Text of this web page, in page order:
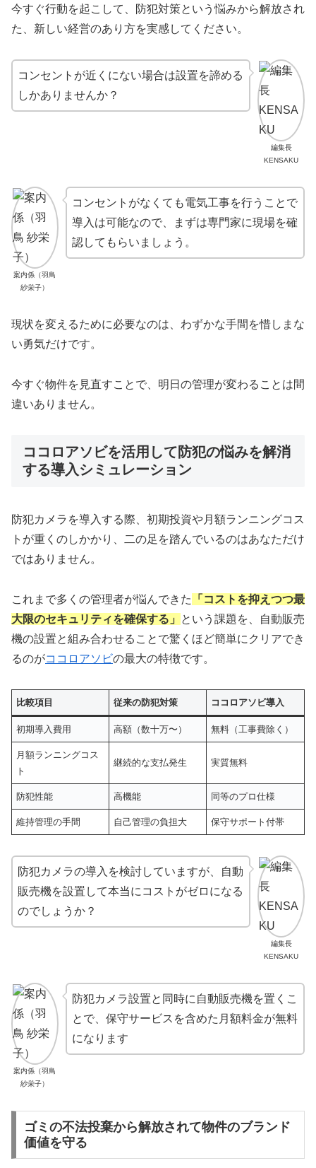
今すぐ行動を起こして、防犯対策という悩みから解放され
た、新しい経営のあり方を実感してください。
編集長
KENSAKU
コンセントが近くにない場合は設置を諦める
しかありませんか？
案内係（羽鳥
紗栄子）
コンセントがなくても電気工事を行うことで
導入は可能なので、まずは専門家に現場を確
認してもらいましょう。
現状を変えるために必要なのは、わずかな手間を惜しまな
い勇気だけです。
今すぐ物件を見直すことで、明日の管理が変わることは間
違いありません。
ココロアソビを活用して防犯の悩みを解消
する導入シミュレーション
防犯カメラを導入する際、初期投資や月額ランニングコス
トが重くのしかかり、二の足を踏んでいるのはあなただけ
ではありません。
これまで多くの管理者が悩んできた
「コストを抑えつつ最
大限のセキュリティを確保する」
という課題を、自動販売
機の設置と組み合わせることで驚くほど簡単にクリアでき
るのがココロアソビの最大の特徴です。
比較項目 従来の防犯対策 ココロアソビ導入
初期導入費用 高額（数十万〜） 無料（工事費除く）
月額ランニングコス
ト
継続的な支払発生 実質無料
防犯性能 高機能 同等のプロ仕様
維持管理の手間 自己管理の負担大 保守サポート付帯
編集長
KENSAKU
防犯カメラの導入を検討していますが、自動
販売機を設置して本当にコストがゼロになる
のでしょうか？
案内係（羽鳥
紗栄子）
防犯カメラ設置と同時に自動販売機を置くこ
とで、保守サービスを含めた月額料金が無料
になります
ゴミの不法投棄から解放されて物件のブランド
価値を守る